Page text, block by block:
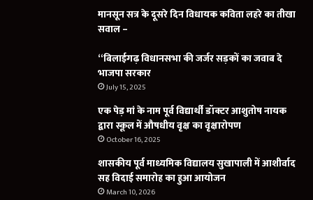
मानसून सत्र के दूसरे दिन विधायक कविता लहरे का तीखा
सवाल –
“बिलाईगढ़ विधानसभा की जर्जर सड़कों का जवाब दे
भाजपा सरकार
July 15, 2025
एक पेड़ मां के नाम पूर्व विद्यार्थी डॉक्टर आशुतोष नायक
द्वारा स्कूल में औषधीय वृक्ष का वृक्षारोपण
October 16, 2025
शासकीय पूर्व माध्यमिक विद्यालय सुखापाली में आशीर्वाद
सह विदाई समारोह का हुआ आयोजन
March 10, 2026